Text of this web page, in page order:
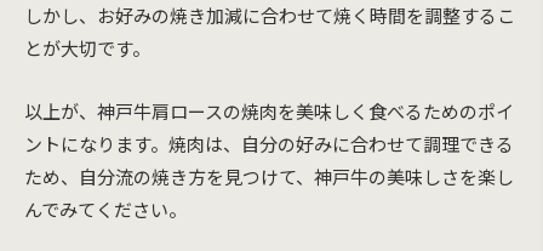
しかし、お好みの焼き加減に合わせて焼く時間を調整するこ
とが大切です。
以上が、神戸牛肩ロースの焼肉を美味しく食べるためのポイ
ントになります。焼肉は、自分の好みに合わせて調理できる
ため、自分流の焼き方を見つけて、神戸牛の美味しさを楽し
んでみてください。